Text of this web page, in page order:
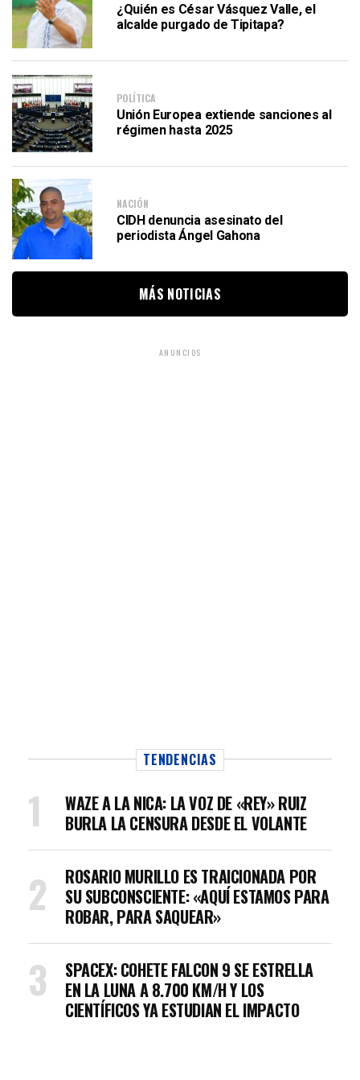
¿Quién es César Vásquez Valle, el
alcalde purgado de Tipitapa?
POLÍTICA
Unión Europea extiende sanciones al
régimen hasta 2025
NACIÓN
CIDH denuncia asesinato del
periodista Ángel Gahona
MÁS NOTICIAS
ANUNCIOS
TENDENCIAS
WAZE A LA NICA: LA VOZ DE «REY» RUIZ
BURLA LA CENSURA DESDE EL VOLANTE
ROSARIO MURILLO ES TRAICIONADA POR
SU SUBCONSCIENTE: «AQUÍ ESTAMOS PARA
ROBAR, PARA SAQUEAR»
SPACEX: COHETE FALCON 9 SE ESTRELLA
EN LA LUNA A 8.700 KM/H Y LOS
CIENTÍFICOS YA ESTUDIAN EL IMPACTO